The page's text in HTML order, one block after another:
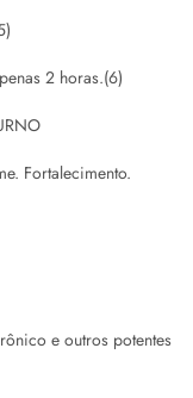
2 horas.(6)
Fortalecimento.
e outros potentes